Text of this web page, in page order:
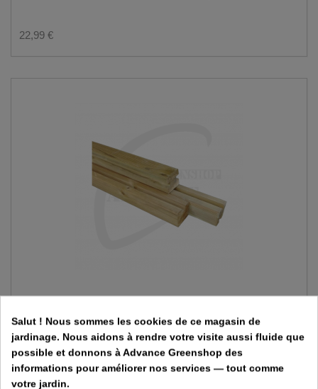
22,99 €
17,89 €
Salut ! Nous sommes les cookies de ce magasin de
jardinage. Nous aidons à rendre votre visite aussi fluide que
possible et donnons à Advance Greenshop des
informations pour améliorer nos services — tout comme
votre jardin.